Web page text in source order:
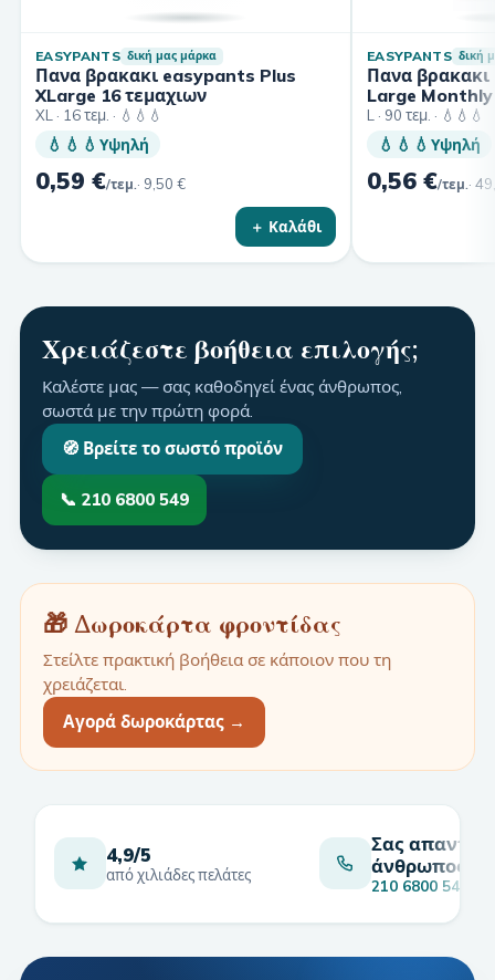
EASYPANTS δική μας μάρκα
Πανα βρακακι easypants Plus
XLarge 16 τεμαχιων
XL · 16 τεμ. · 💧💧💧
💧💧💧 Υψηλή
0,59 €/τεμ.· 9,50 €
＋ Καλάθι
EASYPANTS δική
Πανα
Large Monthly
(3×30)
L · 90 τεμ. · 💧💧💧
💧💧💧 Υψηλή
0,56 €/τεμ.·
Χρειάζεστε βοήθεια επιλογής;
Καλέστε μας — σας καθοδηγεί ένας άνθρωπος,
σωστά με την πρώτη φορά.
🧭 Βρείτε το σωστό προϊόν
📞 210 6800 549
🎁 Δωροκάρτα φροντίδας
Στείλτε πρακτική βοήθεια σε κάποιον που τη
χρειάζεται.
Αγορά δωροκάρτας →
4,9/5
από χιλιάδες πελάτες
Σας απαντά
άνθρωπος
210 6800 549